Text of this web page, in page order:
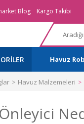
Blog Kargo Takibi
Havuz
Havuz Malzemeleri